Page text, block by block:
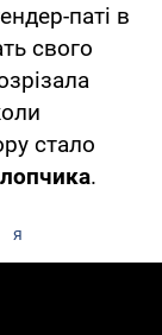
паті в
свого
стало
.